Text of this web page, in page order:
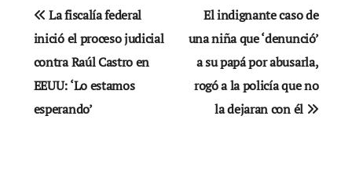
Navegación
de
entradas
La fiscalía federal
inició el proceso judicial
contra Raúl Castro en
EEUU: ‘Lo estamos
esperando’
El indignante caso de
una niña que ‘denunció’
a su papá por abusarla,
rogó a la policía que no
la dejaran con él